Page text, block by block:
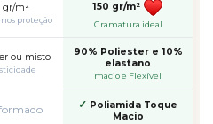
gr/m²
proteção
150 gr/m²
Gramatura ideal
ou misto
90% Poliester e 10%
elastano
macio e Flexível
✓ Poliamida Toque
Macio